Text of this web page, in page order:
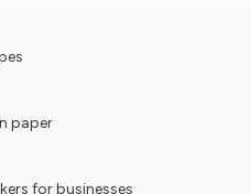
paper
for businesses